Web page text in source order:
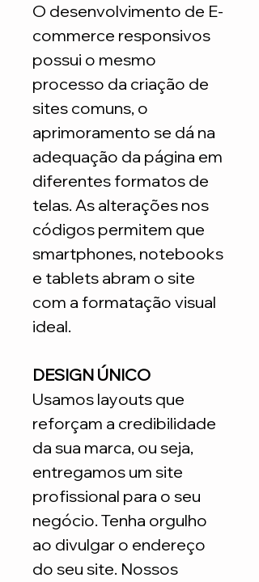
O desenvolvimento de E-
commerce responsivos
possui o mesmo
processo da criação de
sites comuns, o
aprimoramento se dá na
adequação da página em
diferentes formatos de
telas. As alterações nos
códigos permitem que
smartphones, notebooks
e tablets abram o site
com a formatação visual
ideal.
DESIGN ÚNICO
Usamos layouts que
reforçam a credibilidade
da sua marca, ou seja,
entregamos um site
profissional para o seu
negócio. Tenha orgulho
ao divulgar o endereço
do seu site. Nossos